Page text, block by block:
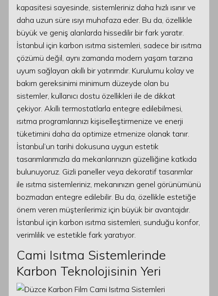
kapasitesi sayesinde, sistemleriniz daha hızlı ısınır ve
daha uzun süre ısıyı muhafaza eder. Bu da, özellikle
büyük ve geniş alanlarda hissedilir bir fark yaratır.
İstanbul için karbon ısıtma sistemleri, sadece bir ısıtma
çözümü değil, aynı zamanda modern yaşam tarzına
uyum sağlayan akıllı bir yatırımdır. Kurulumu kolay ve
bakım gereksinimi minimum düzeyde olan bu
sistemler, kullanıcı dostu özellikleri ile de dikkat
çekiyor. Akıllı termostatlarla entegre edilebilmesi,
ısıtma programlarınızı kişiselleştirmenize ve enerji
tüketimini daha da optimize etmenize olanak tanır.
İstanbul’un tarihi dokusuna uygun estetik
tasarımlarımızla da mekanlarınızın güzelliğine katkıda
bulunuyoruz. Gizli paneller veya dekoratif tasarımlar
ile ısıtma sistemleriniz, mekanınızın genel görünümünü
bozmadan entegre edilebilir. Bu da, özellikle estetiğe
önem veren müşterilerimiz için büyük bir avantajdır.
İstanbul için karbon ısıtma sistemleri, sunduğu konfor,
verimlilik ve estetikle fark yaratıyor.
Cami Isıtma Sistemlerinde
Karbon Teknolojisinin Yeri